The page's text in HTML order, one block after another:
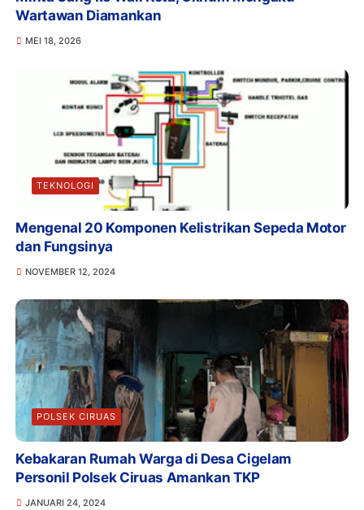
Wartawan Diamankan
MEI 18, 2026
TEKNOLOGI
Mengenal 20 Komponen Kelistrikan Sepeda Motor
dan Fungsinya
NOVEMBER 12, 2024
POLSEK CIRUAS
Kebakaran Rumah Warga di Desa Cigelam
Personil Polsek Ciruas Amankan TKP
JANUARI 24, 2024